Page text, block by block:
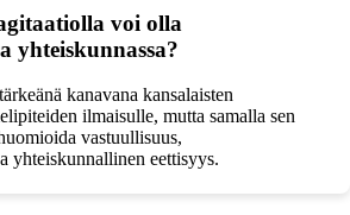
voi olla
yhteiskunnassa?
kanavana kansalaisten
ilmaisulle, mutta samalla sen
vastuullisuus,
yhteiskunnallinen eettisyys.